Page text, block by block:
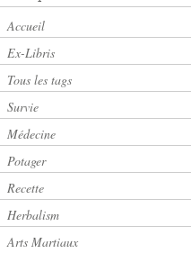
Accueil
Ex-Libris
Tous les tags
Survie
Médecine
Potager
Recette
Herbalism
Arts Martiaux